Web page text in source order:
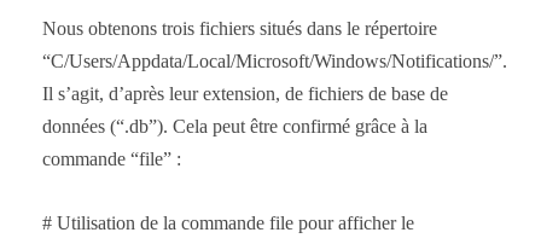
Nous obtenons trois fichiers situés dans le répertoire
“C/Users/Appdata/Local/Microsoft/Windows/Notifications/”.
Il s’agit, d’après leur extension, de fichiers de base de
données (“.db”). Cela peut être confirmé grâce à la
commande “file” :
# Utilisation de la commande file pour afficher le